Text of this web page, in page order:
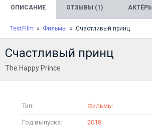
ОПИСАНИЕ ОТЗЫВЫ (1) АКТЁРЫ
TestFilm » Фильмы » Счастливый принц
Счастливый принц
The Happy Prince
Тип: Фильмы
Год выпуска: 2018